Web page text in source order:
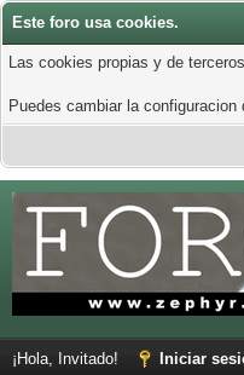
Este foro usa cookies.
Las cookies propias y de
Puedes cambiar la
¡Hola, Invitado! Iniciar